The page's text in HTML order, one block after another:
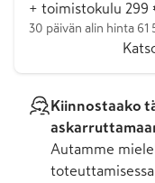
+ toimistokulu 299
30 päivän alin hinta 61
Kiinnostaako
Autamme